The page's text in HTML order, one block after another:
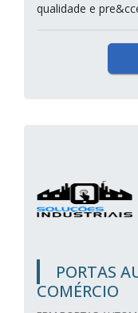
qualidade e
PORTAS
COMÉRCIO